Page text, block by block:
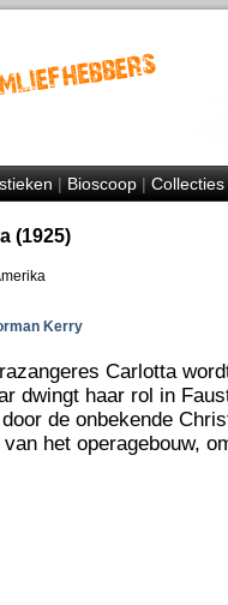
|Bioscoop|Collecties
(1925)
Kerry
Carlotta
dwingt haar rol in
de onbekende
het operagebouw,